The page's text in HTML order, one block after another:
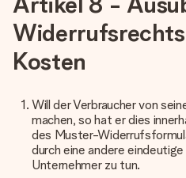
Widerrufsrechts
Kosten
Will der Verbraucher von
machen, so hat er dies
des Muster-
durch eine andere
Unternehmer zu tun.